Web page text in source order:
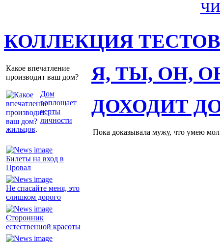
КОЛЛЕКЦИЯ ТЕСТОВ
Какое впечатление
производит ваш дом?
Дом
воплощает
черты
личности
жильцов.
Я, ТЫ, ОН,
Билеты на вход в
Провал
Не спасайте меня, это
слишком дорого
Сторонник
естественной красоты
ДОХОДИТ
Пока доказывала мужу, что умею